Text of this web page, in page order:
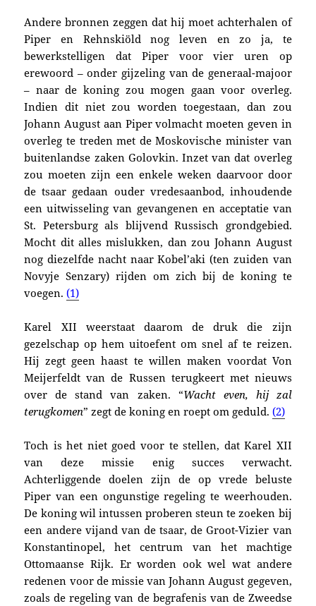
Andere bronnen zeggen dat hij moet achterhalen of
Piper en Rehnskiöld nog leven en zo ja, te
bewerkstelligen dat Piper voor vier uren op
erewoord – onder gijzeling van de generaal-majoor
– naar de koning zou mogen gaan voor overleg.
Indien dit niet zou worden toegestaan, dan zou
Johann August aan Piper volmacht moeten geven in
overleg te treden met de Moskovische minister van
buitenlandse zaken Golovkin. Inzet van dat overleg
zou moeten zijn een enkele weken daarvoor door
de tsaar gedaan ouder vredesaanbod, inhoudende
een uitwisseling van gevangenen en acceptatie van
St. Petersburg als blijvend Russisch grondgebied.
Mocht dit alles mislukken, dan zou Johann August
nog diezelfde nacht naar Kobel’aki (ten zuiden van
Novyje Senzary) rijden om zich bij de koning te
voegen.(1)
Karel XII weerstaat daarom de druk die zijn
gezelschap op hem uitoefent om snel af te reizen.
Hij zegt geen haast te willen maken voordat Von
Meijerfeldt van de Russen terugkeert met nieuws
over de stand van zaken. “Wacht even, hij zal
terugkomen” zegt de koning en roept om geduld.(2)
Toch is het niet goed voor te stellen, dat Karel XII
van deze missie enig succes verwacht.
Achterliggende doelen zijn de op vrede beluste
Piper van een ongunstige regeling te weerhouden.
De koning wil intussen proberen steun te zoeken bij
een andere vijand van de tsaar, de Groot-Vizier van
Konstantinopel, het centrum van het machtige
Ottomaanse Rijk. Er worden ook wel wat andere
redenen voor de missie van Johann August gegeven,
zoals de regeling van de begrafenis van de Zweedse